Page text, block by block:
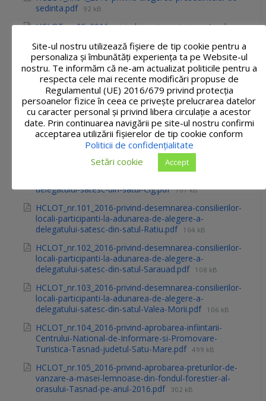
sedinta.pdf 92 kB
HCLOT_nr.95_2016-privind-inscrierea-in-inventarul-
imobilului-inscris-in-Cartea-Funciara-nr.-102508-a-
Orasului-Tasnad.pdf 116 kB
HCLOT_nr.96_2016-privind-dezlipirea-imobilului-
inscris-in-Cartea-Funciara-nr.-100170-a-Orasului-
Tasnad-nr.-cad.-100170-in-suprafata-totala-de-3.220-
mp.pdf 664 kB
HCLOT_nr.99_2016-privind-desemnarea-consilierilor-
locali-participanti-la-adunarea-de-alegere-a-
delegatului-satesc-din-satul-Blaja.pdf 107 kB
HCLOT_nr.100_2016-privind-desemnarea-consilierilor-
delegatului-satesc-din-satul-Cig.pdf 107 kB
HCLOT_nr.101_2016-privind-desemnarea-consilierilor-
locali-participanti-la-adunarea-de-alegere-a-
delegatului-satesc-din-satul-Ratiu.pdf 104 kB
HCLOT_nr.102_2016-privind-desemnarea-consilierilor-
locali-participanti-la-adunarea-de-alegere-a-
delegatului-satesc-din-satul-Sarauad.pdf 108 kB
HCLOT_nr.103_2016-privind-desemnarea-consilierilor-
locali-participanti-la-adunarea-de-alegere-a-
delegatului-satesc-din-satul-Valea-Morii.pdf 106 kB
HCLOT_nr.104_2016-privind-aprobarea-infiintarii-
Centrului-National-de-Informare-si-Promovare-
Turistica-Tasnad-judetul-Satu-Mare.pdf 499 kB
HCLOT_nr.105_2016-privind-aprobarea-preturilor-de-
vanzare-a-masei-lemnoase-din-fondul-forestier-al-
orasului-Tasnad-pe-anul-2016.pdf 302 kB
Site-ul nostru utilizează fişiere de tip cookie pentru a
personaliza și îmbunătăți experiența ta pe Website-ul
nostru. Te informăm că ne-am actualizat politicile pentru a
respecta cele mai recente modificări propuse de
Regulamentul (UE) 2016/679 privind protecția
persoanelor fizice în ceea ce privește prelucrarea datelor
cu caracter personal și privind libera circulație a acestor
date. Prin continuarea navigării pe site-ul nostru confirmi
acceptarea utilizării fişierelor de tip cookie conform
Politicii de confidențialitate
Setări cookie
Accept